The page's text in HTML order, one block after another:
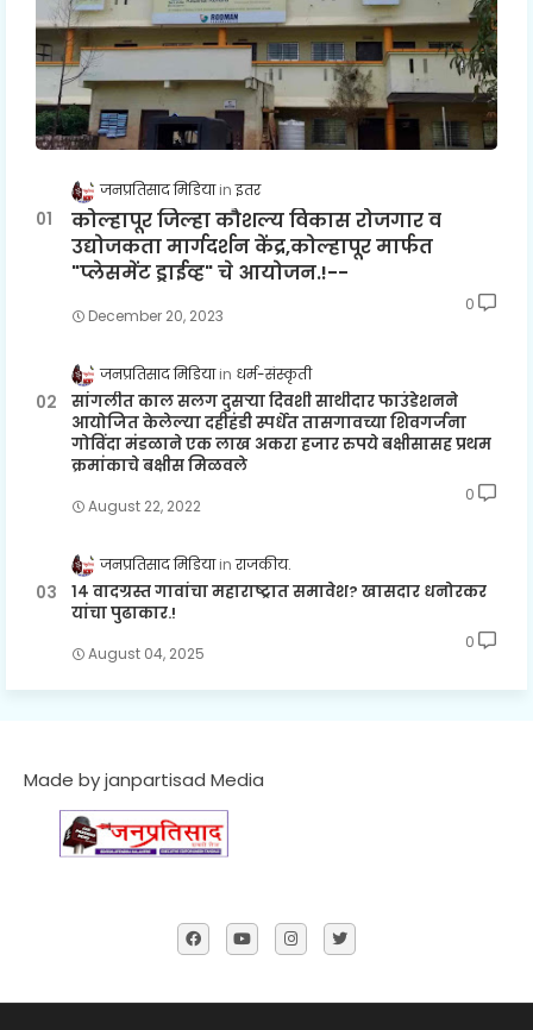
जनप्रतिसाद मिडिया इतर
कोल्हापूर जिल्हा कौशल्य विकास रोजगार व
उद्योजकता मार्गदर्शन केंद्र,कोल्हापूर मार्फत
"प्लेसमेंट ड्राईव्ह" चे आयोजन.!--
December 20, 2023
0
जनप्रतिसाद मिडिया धर्म-संस्कृती
सांगलीत काल सलग दुसऱ्या दिवशी साथीदार फाउंडेशनने
आयोजित केलेल्या दहीहंडी स्पर्धेत तासगावच्या शिवगर्जना
गोविंदा मंडळाने एक लाख अकरा हजार रुपये बक्षीसासह प्रथम
क्रमांकाचे बक्षीस मिळवले
August 22, 2022
0
जनप्रतिसाद मिडिया राजकीय.
१४ वादग्रस्त गावांचा महाराष्ट्रात समावेश? खासदार धनोरकर
यांचा पुढाकार.!
August 04, 2025
0
Made by janpartisad Media